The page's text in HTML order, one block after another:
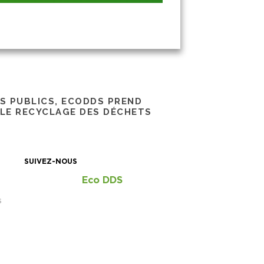
PUBLICS, ECODDS PREND
RECYCLAGE DES DÉCHETS
SUIVEZ-NOUS
Eco DDS